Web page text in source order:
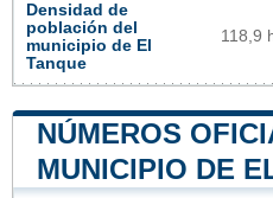
Densidad de
población del
municipio de El
Tanque
118,9
NÚMEROS
MUNICIPIO DE